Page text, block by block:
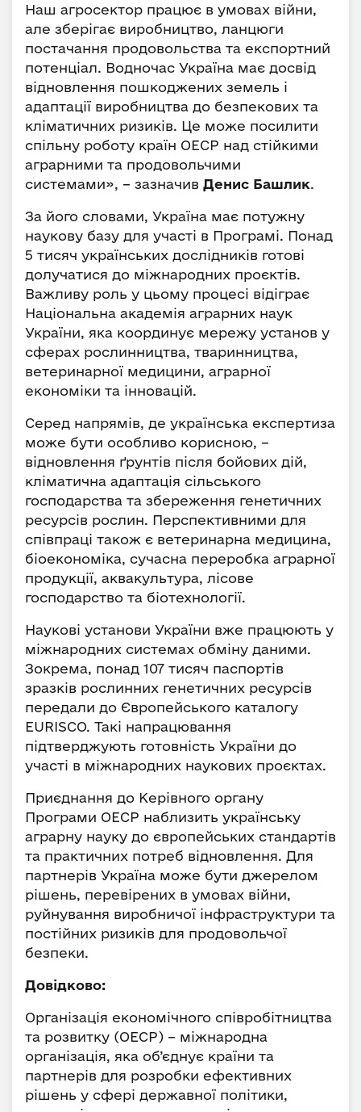
Наш агросектор працює в умовах війни,
але зберігає виробництво, ланцюги
постачання продовольства та експортний
потенціал. Водночас Україна має досвід
відновлення пошкоджених земель і
адаптації виробництва до безпекових та
кліматичних ризиків. Це може посилити
спільну роботу країн ОЕСР над стійкими
аграрними та продовольчими
системами», – зазначив Денис Башлик.
За його словами, Україна має потужну
наукову базу для участі в Програмі. Понад
5 тисяч українських дослідників готові
долучатися до міжнародних проєктів.
Важливу роль у цьому процесі відіграє
Національна академія аграрних наук
України, яка координує мережу установ у
сферах рослинництва, тваринництва,
ветеринарної медицини, аграрної
економіки та інновацій.
Серед напрямів, де українська експертиза
може бути особливо корисною, –
відновлення ґрунтів після бойових дій,
кліматична адаптація сільського
господарства та збереження генетичних
ресурсів рослин. Перспективними для
співпраці також є ветеринарна медицина,
біоекономіка, сучасна переробка аграрної
продукції, аквакультура, лісове
господарство та біотехнології.
Наукові установи України вже працюють у
міжнародних системах обміну даними.
Зокрема, понад 107 тисяч паспортів
зразків рослинних генетичних ресурсів
передали до Європейського каталогу
EURISCO. Такі напрацювання
підтверджують готовність України до
участі в міжнародних наукових проєктах.
Приєднання до Керівного органу
Програми ОЕСР наблизить українську
аграрну науку до європейських стандартів
та практичних потреб відновлення. Для
партнерів Україна може бути джерелом
рішень, перевірених в умовах війни,
руйнування виробничої інфраструктури та
постійних ризиків для продовольчої
безпеки.
Довідково:
Організація економічного співробітництва
та розвитку (ОЕСР) – міжнародна
організація, яка об’єднує країни та
партнерів для розробки ефективних
рішень у сфері державної політики,